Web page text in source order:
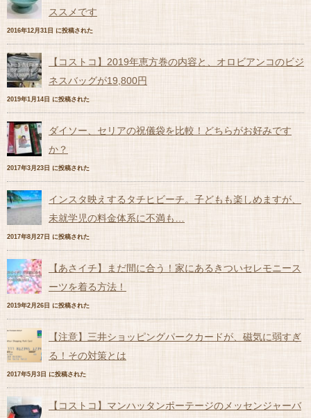
ススメです
2016年12月31日 に投稿された
【コストコ】2019年恵方巻の内容と、オロビアンコのビジ
ネスバッグが19,800円
2019年1月14日 に投稿された
ダイソー、セリアの祝儀袋を比較！どちらがお好みです
か？
2017年3月23日 に投稿された
インスタ映えするタチヒビーチ。子どもも楽しめますが、
未就学児の料金体系に不満も…
2017年8月27日 に投稿された
【あさイチ】まだ間に合う！家にあるきついセレモニース
ーツを着る方法！
2019年2月26日 に投稿された
【注意】三井ショッピングパークカードが、磁気に弱すぎ
る！その対策とは
2017年5月3日 に投稿された
【コストコ】マンハッタンポーテージのメッセンジャーバ